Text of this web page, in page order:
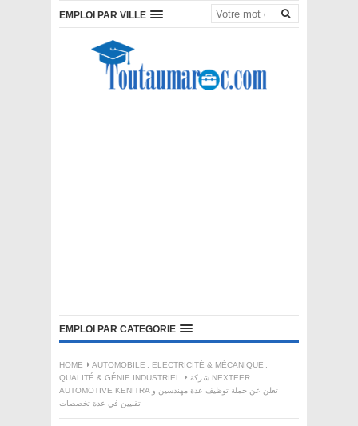
EMPLOI PAR VILLE
EMPLOI PAR CATEGORIE
HOME AUTOMOBILE , ELECTRICITÉ & MÉCANIQUE ,
QUALITÉ & GÉNIE INDUSTRIEL
شركة NEXTEER
AUTOMOTIVE KENITRA تعلن عن حملة توظيف عدة مهندسين و
تقنيين في عدة تخصصات